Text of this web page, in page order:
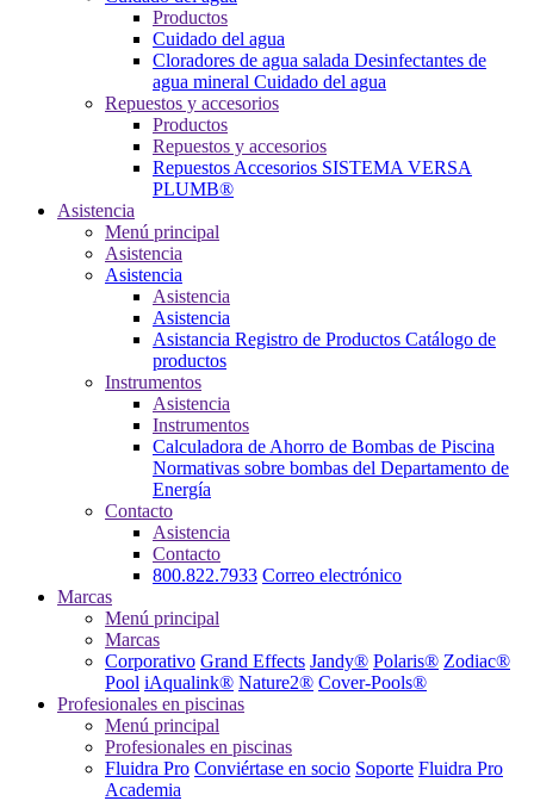
Productos
Cuidado del agua
Cloradores de agua salada Desinfectantes de
agua mineral Cuidado del agua
Repuestos y accesorios
Productos
Repuestos y accesorios
Repuestos Accesorios SISTEMA VERSA
PLUMB®
Asistencia
Menú principal
Asistencia
Asistencia
Asistencia
Asistencia
Asistancia Registro de Productos Catálogo de
productos
Instrumentos
Asistencia
Instrumentos
Calculadora de Ahorro de Bombas de Piscina
Normativas sobre bombas del Departamento de
Energía
Contacto
Asistencia
Contacto
800.822.7933 Correo electrónico
Marcas
Menú principal
Marcas
Corporativo Grand Effects Jandy® Polaris® Zodiac®
Pool iAqualink® Nature2® Cover-Pools®
Profesionales en piscinas
Menú principal
Profesionales en piscinas
Fluidra Pro Conviértase en socio Soporte Fluidra Pro
Academia